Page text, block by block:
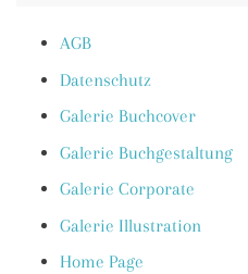
AGB
Datenschutz
Galerie Buchcover
Galerie Buchgestaltung
Galerie Corporate
Galerie Illustration
Home Page